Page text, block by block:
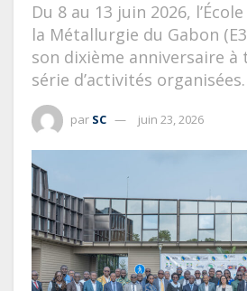
Du 8 au 13 juin 2026,
la Métallurgie du Gabon
son dixième anniversaire à
série d’activités organisées.
par SC juin 23, 2026